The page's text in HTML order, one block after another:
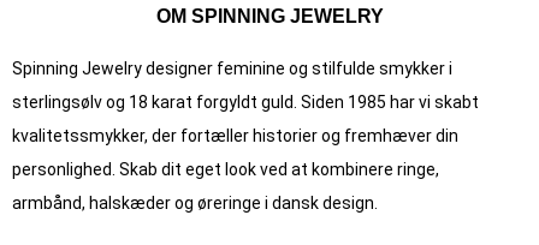
OM SPINNING JEWELRY
Spinning Jewelry designer feminine og stilfulde smykker i
sterlingsølv og 18 karat forgyldt guld. Siden 1985 har vi skabt
kvalitets­smykker, der fortæller historier og fremhæver din
personlighed. Skab dit eget look ved at kombinere ringe,
armbånd, halskæder og øreringe i dansk design.